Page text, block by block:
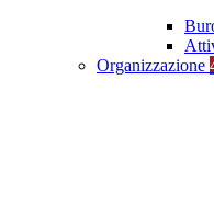
Organizzazione